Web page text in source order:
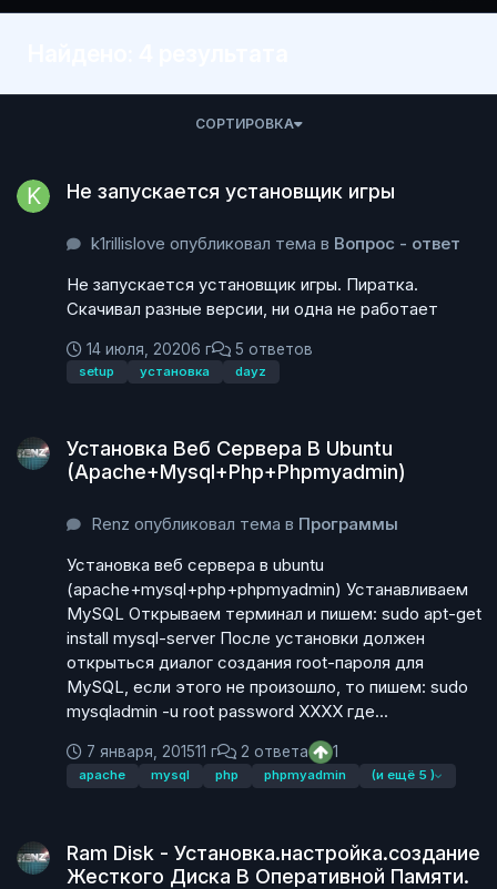
СОРТИРОВКА
Не запускается установщик игры
k1rillislove опубликовал тема в Вопрос - ответ
Не запускается установщик игры. Пиратка.
Скачивал разные версии, ни одна не работает
14 июля, 20206 г 5 ответов
setup установка dayz
Установка Веб Сервера В Ubuntu
(Apache+Mysql+Php+Phpmyadmin)
Renz опубликовал тема в Программы
Установка веб сервера в ubuntu
(apache+mysql+php+phpmyadmin) Устанавливаем
MySQL Открываем терминал и пишем: sudo apt-get
install mysql-server После установки должен
открыться диалог создания root-пароля для
MySQL, если этого не произошло, то пишем: sudo
mysqladmin -u root password XXXX где...
7 января, 201511 г 2 ответа 1
apache mysql php phpmyadmin (и ещё 5 )
Ram Disk - Установка.настройка.создание
Жесткого Диска В Оперативной Памяти.